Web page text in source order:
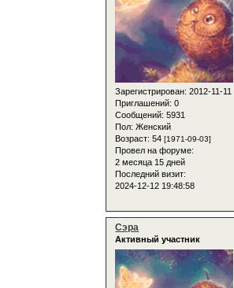
Зарегистрирован: 2012-11-11
Приглашений: 0
Сообщений: 5931
Пол: Женский
Возраст: 54[1971-09-03]
Провел на форуме:
2 месяца 15 дней
Последний визит:
2024-12-12 19:48:58
Сэра
Активный участник